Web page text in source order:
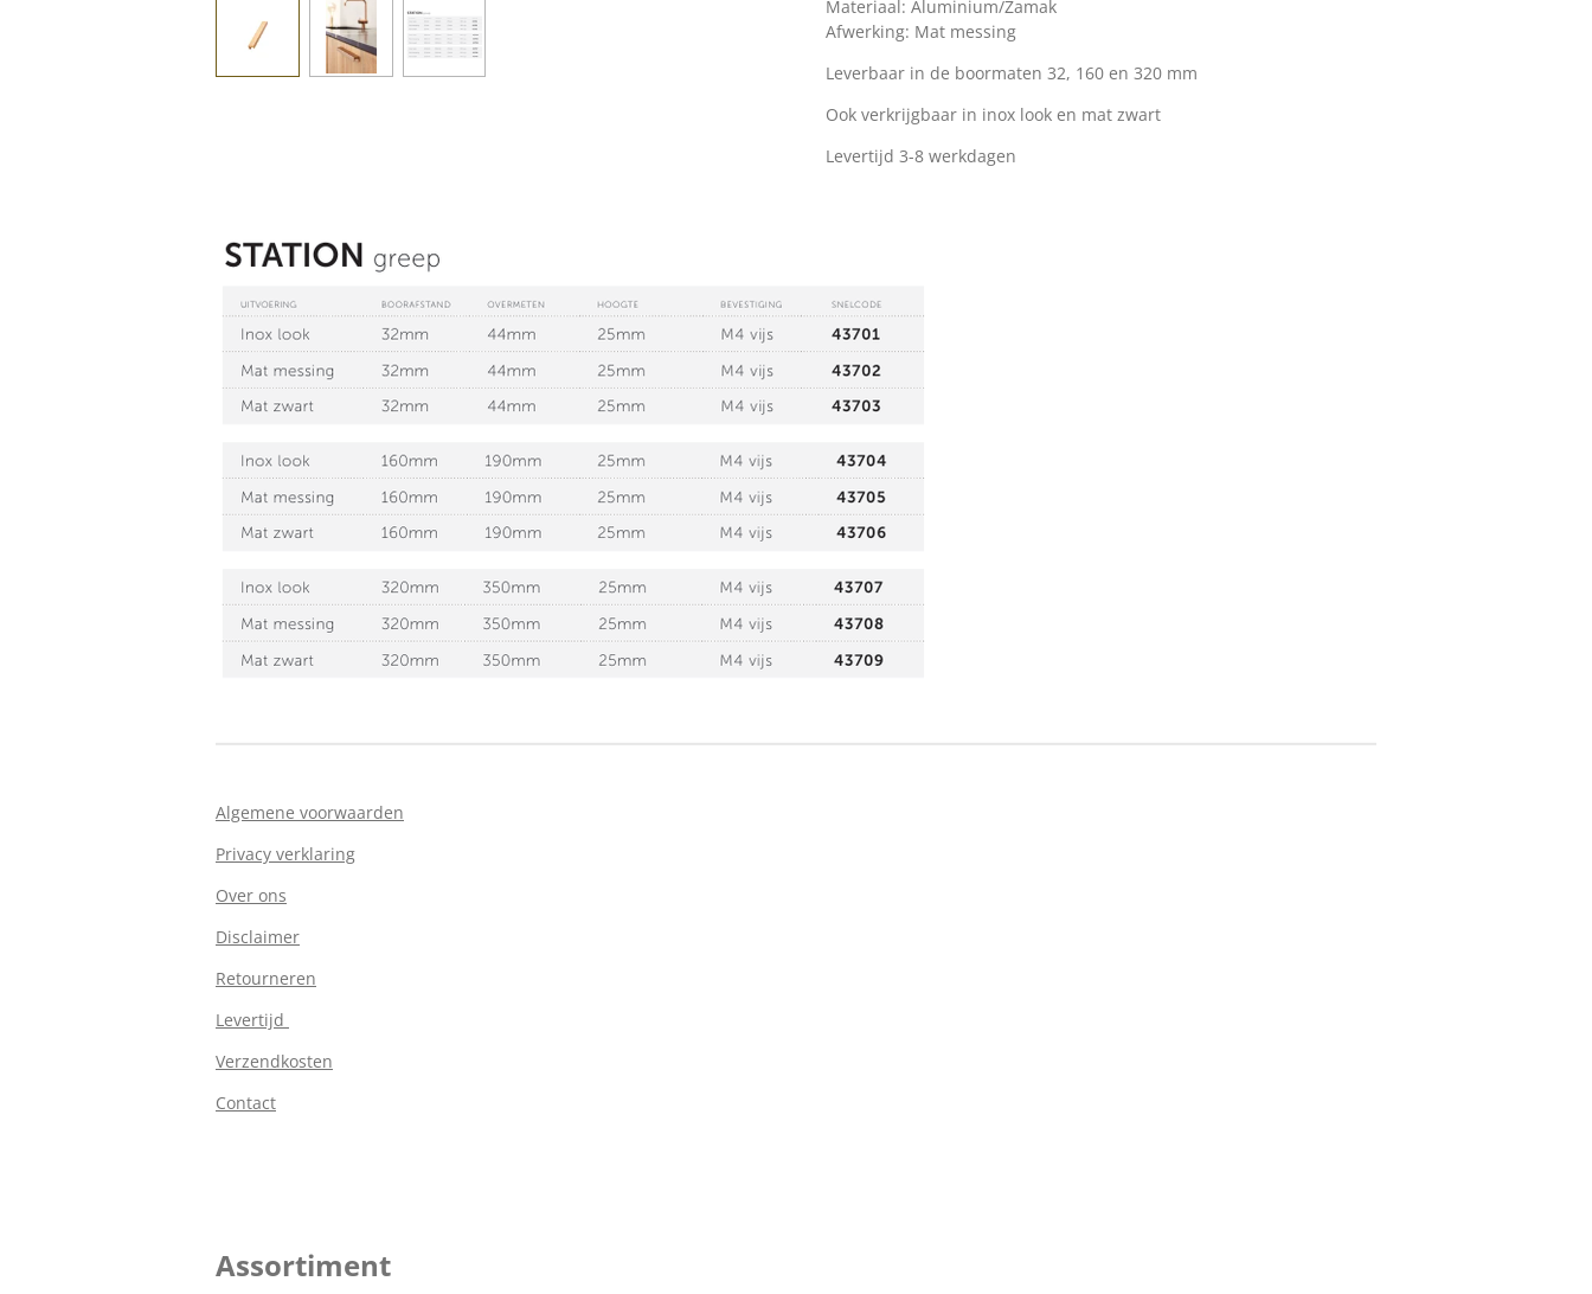
Materiaal: Aluminium/Zamak
Afwerking: Mat messing
Leverbaar in de boormaten 32, 160 en 320 mm
Ook verkrijgbaar in inox look en mat zwart
Levertijd 3-8 werkdagen
Algemene voorwaarden
Privacy verklaring
Over ons
Disclaimer
Retourneren
Levertijd
Verzendkosten
Contact
Assortiment